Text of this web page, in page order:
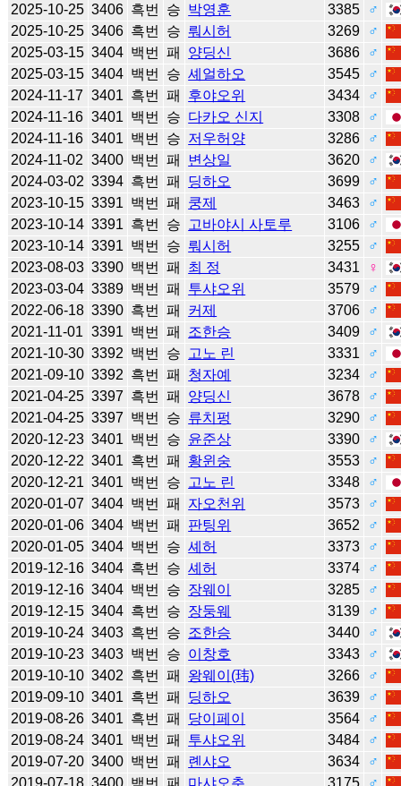
2025-10-25 3406 흑번 승 박영훈 3385
♂
2025-10-25 3406 흑번 승 뤄시허 3269
♂
2025-03-15 3404 백번 패 양딩신 3686
♂
2025-03-15 3404 백번 승 셰얼하오 3545
♂
2024-11-17 3401 흑번 패 후야오위 3434
♂
2024-11-16 3401 백번 승 다카오 신지 3308
♂
2024-11-16 3401 백번 승 저우허양 3286
♂
2024-11-02 3400 백번 패 변상일 3620
♂
2024-03-02 3394 흑번 패 딩하오 3699
♂
2023-10-15 3391 백번 패 쿵제 3463
♂
2023-10-14 3391 흑번 승 고바야시 사토루 3106
♂
2023-10-14 3391 백번 승 뤄시허 3255
♂
2023-08-03 3390 백번 패 최 정 3431
♀
2023-03-04 3389 백번 패 투샤오위 3579
♂
2022-06-18 3390 흑번 패 커제 3706
♂
2021-11-01 3391 백번 패 조한승 3409
♂
2021-10-30 3392 백번 승 고노 린 3331
♂
2021-09-10 3392 흑번 패 청자예 3234
♂
2021-04-25 3397 흑번 패 양딩신 3678
♂
2021-04-25 3397 백번 승 류치펑 3290
♂
2020-12-23 3401 백번 승 윤준상 3390
♂
2020-12-22 3401 흑번 패 황윈숭 3553
♂
2020-12-21 3401 백번 승 고노 린 3348
♂
2020-01-07 3404 백번 패 자오천위 3573
♂
2020-01-06 3404 백번 패 판팅위 3652
♂
2020-01-05 3404 백번 승 셰허 3373
♂
2019-12-16 3404 흑번 승 셰허 3374
♂
2019-12-16 3404 백번 승 장웨이 3285
♂
2019-12-15 3404 흑번 승 장둥웨 3139
♂
2019-10-24 3403 흑번 승 조한승 3440
♂
2019-10-23 3403 백번 승 이창호 3343
♂
2019-10-10 3402 흑번 패 왕웨이(玮) 3266
♂
2019-09-10 3401 흑번 패 딩하오 3639
♂
2019-08-26 3401 흑번 패 당이페이 3564
♂
2019-08-24 3401 백번 패 투샤오위 3484
♂
2019-07-20 3400 백번 패 롄샤오 3634
♂
2019-07-18 3400 백번 패 마샤오춘 3175
♂